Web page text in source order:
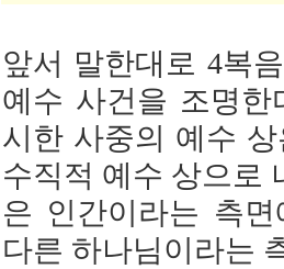
앞서 말한대로 4복
예수 사건을 조명
시한 사중의 예수
수직적 예수 상으로
은 인간이라는 측
다른 하나님이라는